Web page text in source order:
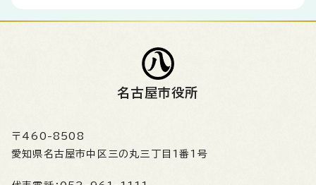
名古屋市役所
〒460-8508
愛知県名古屋市中区三の丸三丁目1番1号